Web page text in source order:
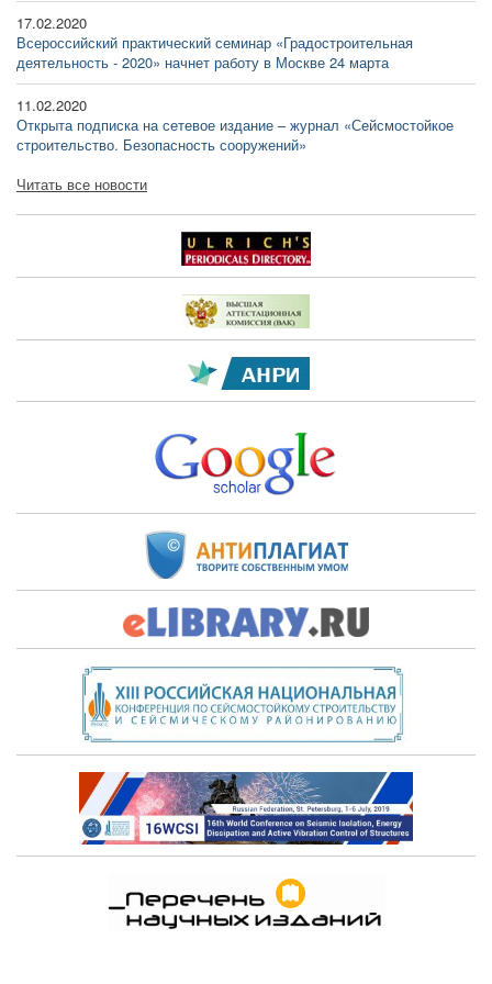
17.02.2020
Всероссийский практический семинар «Градостроительная
деятельность - 2020» начнет работу в Москве 24 марта
11.02.2020
Открыта подписка на сетевое издание – журнал «Сейсмостойкое
строительство. Безопасность сооружений»
Читать все новости